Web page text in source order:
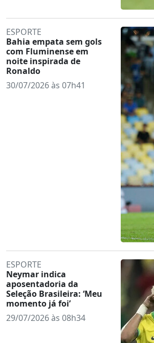
ESPORTE
Bahia empata sem gols
com Fluminense em
noite inspirada de
Ronaldo
30/07/2026 às 07h41
ESPORTE
Neymar indica
aposentadoria da
Seleção Brasileira: ‘Meu
momento já foi’
29/07/2026 às 08h34